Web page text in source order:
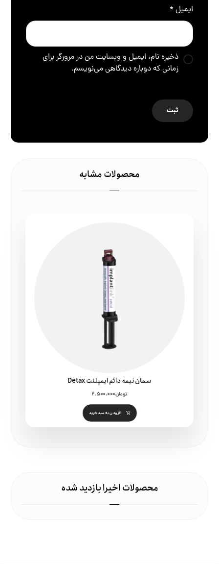
ایمیل *
ذخیره نام، ایمیل و وبسایت من در مرورگر برای
زمانی که دوباره دیدگاهی می‌نویسم.
محصولات مشابه
سمان نیمه دائم ایمپلنت Detax
تومان۲.۵۰۰.۰۰۰
افزودن به سبد خرید
محصولات اخیرا بازدید شده